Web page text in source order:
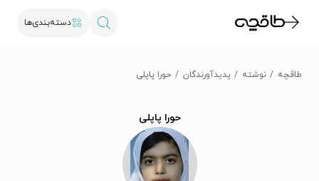
دسته‌بندی‌ها
طاقچه نوشته پدیدآورندگان حورا پاپلی
حورا پاپلی